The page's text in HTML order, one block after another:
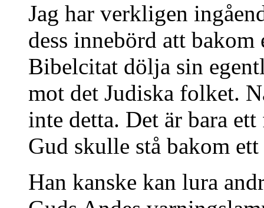
Jag har verkligen
dess innebörd att
Bibelcitat dölja sin
mot det Judiska folket.
inte detta. Det är bara
Gud skulle stå bakom
Han kanske kan lura